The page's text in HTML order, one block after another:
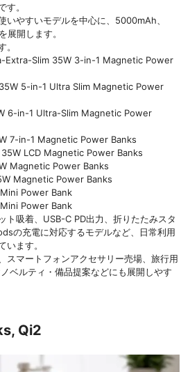
す。
いやすいモデルを中心に、5000mAh、
展開します。
。
Extra-Slim 35W 3-in-1 Magnetic Power
5-in-1 Ultra Slim Magnetic Power
6-in-1 Ultra-Slim Magnetic Power
7-in-1 Magnetic Power Banks
LCD Magnetic Power Banks
Magnetic Power Banks
Magnetic Power Banks
Power Bank
Power Bank
ト吸着、USB-C PD出力、折りたたみスタ
の充電に対応するモデルなど、日常利用
います。
スマートフォンアクセサリー売場、旅行用
ベルティ・備品提案などにも展開しやす
Qi2